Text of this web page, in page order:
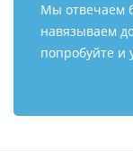
Мы отвечаем
навязываем
попробуйте и